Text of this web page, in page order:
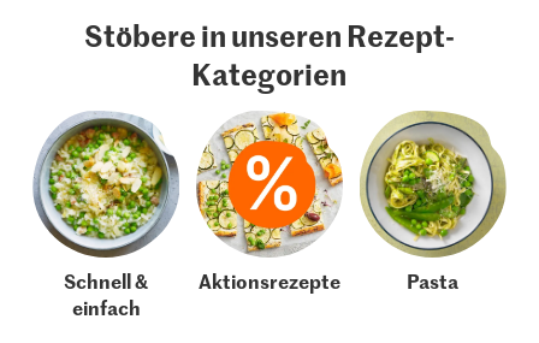
Stöbere in unseren Rezept-
Kategorien
Schnell &
einfach
Aktionsrezepte Pasta